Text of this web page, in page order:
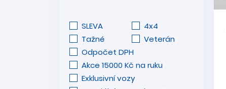
SLEVA
4x4
Tažné
Veterán
Odpočet DPH
Akce 15000 Kč na ruku
Exklusivní vozy